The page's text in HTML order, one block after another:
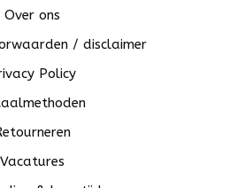
Over ons
/ disclaimer
Policy
Vacatures